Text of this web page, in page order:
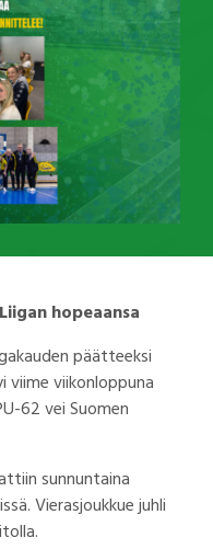
hopeaansa
päätteeksi
viime viikonloppuna
62 vei Suomen
sunnuntaina
Vierasjoukkue juhli